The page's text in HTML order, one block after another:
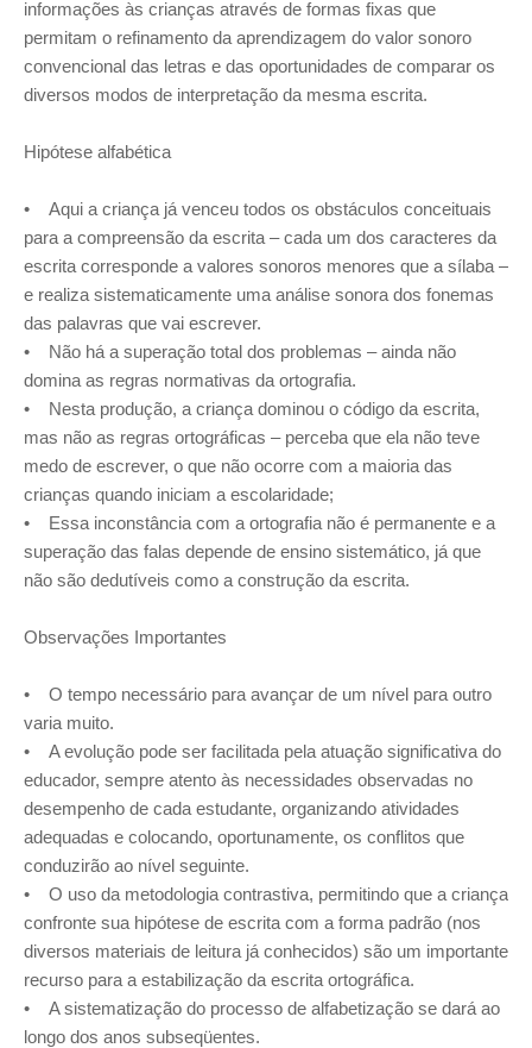
informações às crianças através de formas fixas que
permitam o refinamento da aprendizagem do valor sonoro
convencional das letras e das oportunidades de comparar os
diversos modos de interpretação da mesma escrita.
Hipótese alfabética
• Aqui a criança já venceu todos os obstáculos conceituais
para a compreensão da escrita – cada um dos caracteres da
escrita corresponde a valores sonoros menores que a sílaba –
e realiza sistematicamente uma análise sonora dos fonemas
das palavras que vai escrever.
• Não há a superação total dos problemas – ainda não
domina as regras normativas da ortografia.
• Nesta produção, a criança dominou o código da escrita,
mas não as regras ortográficas – perceba que ela não teve
medo de escrever, o que não ocorre com a maioria das
crianças quando iniciam a escolaridade;
• Essa inconstância com a ortografia não é permanente e a
superação das falas depende de ensino sistemático, já que
não são dedutíveis como a construção da escrita.
Observações Importantes
• O tempo necessário para avançar de um nível para outro
varia muito.
• A evolução pode ser facilitada pela atuação significativa do
educador, sempre atento às necessidades observadas no
desempenho de cada estudante, organizando atividades
adequadas e colocando, oportunamente, os conflitos que
conduzirão ao nível seguinte.
• O uso da metodologia contrastiva, permitindo que a criança
confronte sua hipótese de escrita com a forma padrão (nos
diversos materiais de leitura já conhecidos) são um importante
recurso para a estabilização da escrita ortográfica.
• A sistematização do processo de alfabetização se dará ao
longo dos anos subseqüentes.